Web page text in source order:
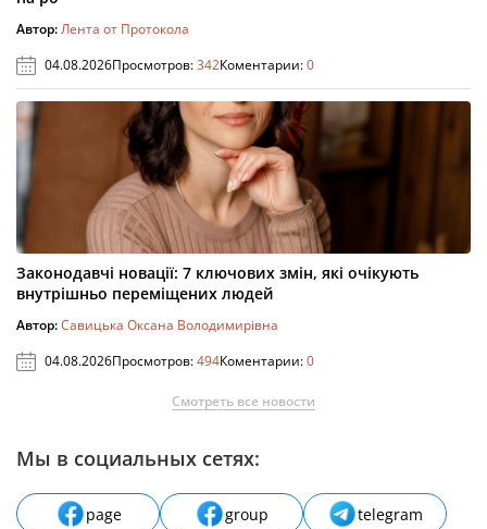
Автор:Лента от Протокола
04.08.2026Просмотров:342Коментарии:0
Законодавчі новації: 7 ключових змін, які очікують
внутрішньо переміщених людей
Автор:Савицька Оксана Володимирівна
04.08.2026Просмотров:494Коментарии:0
Смотреть все новости
Мы в социальных сетях:
page group
telegram